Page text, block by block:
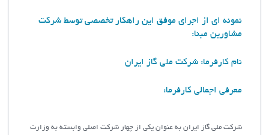
نمونه ای از اجرای موفق این راهکار تخصصی توسط شرکت
مشاورین مبنا:
نام کارفرما: شرکت ملی گاز ایران
معرفی اجمالی کارفرما:
شرکت ملي گاز ايران به عنوان يکي از چهار شرکت اصلي وابسته به وزارت